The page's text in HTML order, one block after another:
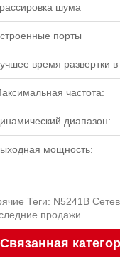
шума
порты
время развертки в
частота:
диапазон:
мощность:
Теги: N5241B
продажи
Связанная